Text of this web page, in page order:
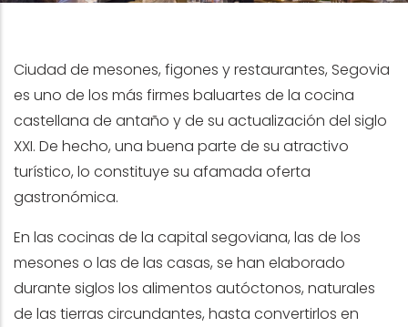
Ciudad de mesones, figones y restaurantes, Segovia
es uno de los más firmes baluartes de la cocina
castellana de antaño y de su actualización del siglo
XXI. De hecho, una buena parte de su atractivo
turístico, lo constituye su afamada oferta
gastronómica.
En las cocinas de la capital segoviana, las de los
mesones o las de las casas, se han elaborado
durante siglos los alimentos autóctonos, naturales
de las tierras circundantes, hasta convertirlos en